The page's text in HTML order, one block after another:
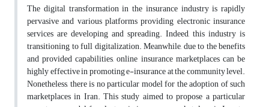
The digital transformation in the insurance industry is rapidly
pervasive and various platforms providing electronic insurance
services are developing and spreading. Indeed, this industry is
transitioning to full digitalization. Meanwhile, due to the benefits
and provided capabilities, online insurance marketplaces can be
highly effective in promoting e-insurance at the community level.
Nonetheless, there is no particular model for the adoption of such
marketplaces in Iran. This study aimed to propose a particular